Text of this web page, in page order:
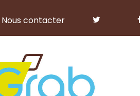
Nous contacter